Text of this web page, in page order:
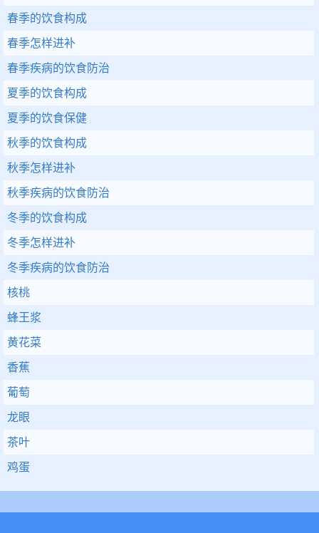
春季的饮食构成
春季怎样进补
春季疾病的饮食防治
夏季的饮食构成
夏季的饮食保健
秋季的饮食构成
秋季怎样进补
秋季疾病的饮食防治
冬季的饮食构成
冬季怎样进补
冬季疾病的饮食防治
核桃
蜂王浆
黄花菜
香蕉
葡萄
龙眼
茶叶
鸡蛋